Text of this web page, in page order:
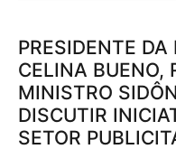
PRESIDENTE
CELINA BUENO,
MINISTRO
DISCUTIR
SETOR